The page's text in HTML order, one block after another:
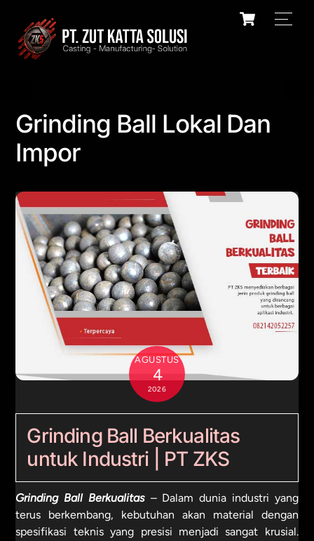
content
Cart
Grinding Ball Lokal Dan
Impor
AGUSTUS
4
2026
Grinding Ball Berkualitas
untuk Industri | PT ZKS
Grinding Ball Berkualitas– Dalam dunia industri yang
terus berkembang, kebutuhan akan material dengan
spesifikasi teknis yang presisi menjadi sangat krusial.